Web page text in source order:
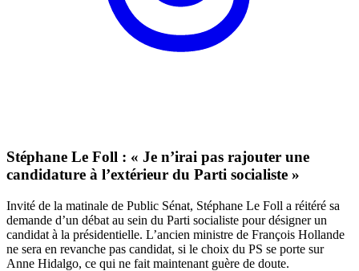
Stéphane Le Foll : « Je n’irai pas rajouter une
candidature à l’extérieur du Parti socialiste »
Invité de la matinale de Public Sénat, Stéphane Le Foll a réitéré sa
demande d’un débat au sein du Parti socialiste pour désigner un
candidat à la présidentielle. L’ancien ministre de François Hollande
ne sera en revanche pas candidat, si le choix du PS se porte sur
Anne Hidalgo, ce qui ne fait maintenant guère de doute.